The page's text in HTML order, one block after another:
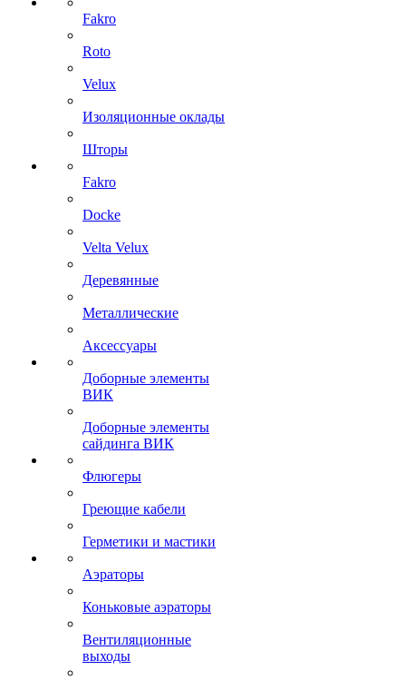
Fakro
Roto
Velux
Изоляционные оклады
Шторы
Fakro
Docke
Velta Velux
Деревянные
Металлические
Аксессуары
Доборные элементы
ВИК
Доборные элементы
сайдинга ВИК
Флюгеры
Греющие кабели
Герметики и мастики
Аэраторы
Коньковые аэраторы
Вентиляционные
выходы